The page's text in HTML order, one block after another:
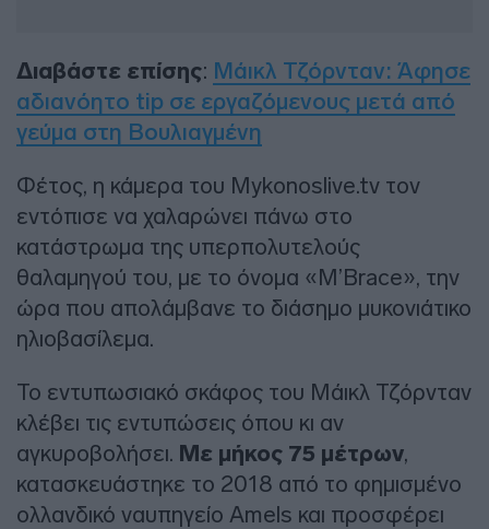
Διαβάστε επίσης: Μάικλ Τζόρνταν: Άφησε
αδιανόητο tip σε εργαζόμενους μετά από
γεύμα στη Βουλιαγμένη
Φέτος, η κάμερα του Mykonoslive.tv τον
εντόπισε να χαλαρώνει πάνω στο
κατάστρωμα της υπερπολυτελούς
θαλαμηγού του, με το όνομα «M’Brace», την
ώρα που απολάμβανε το διάσημο μυκονιάτικο
ηλιοβασίλεμα.
Το εντυπωσιακό σκάφος του Μάικλ Τζόρνταν
κλέβει τις εντυπώσεις όπου κι αν
αγκυροβολήσει. Με μήκος 75 μέτρων,
κατασκευάστηκε το 2018 από το φημισμένο
ολλανδικό ναυπηγείο Amels και προσφέρει